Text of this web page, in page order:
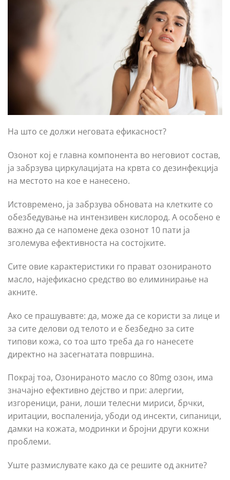
На што се должи неговата ефикасност?
Озонот кој е главна компонента во неговиот состав,
ја забрзува циркулацијата на крвта со дезинфекција
на местото на кое е нанесено.
Истовремено, ја забрзува обновата на клетките со
обезбедување на интензивен кислород. А особено е
важно да се напомене дека озонот 10 пати ја
зголемува ефективноста на состојките.
Сите овие карактеристики го прават озонираното
масло, најефикасно средство во елиминирање на
акните.
Ако се прашувавте: да, може да се користи за лице и
за сите делови од телото и е безбедно за сите
типови кожа, со тоа што треба да го нанесете
директно на засегнатата површина.
Покрај тоа, Озонираното масло со 80mg озон, има
значајно ефективно дејство и при: алергии,
изгореници, рани, лоши телесни мириси, брчки,
иритации, воспаленија, убоди од инсекти, сипаници,
дамки на кожата, модринки и бројни други кожни
проблеми.
Уште размислувате како да се решите од акните?